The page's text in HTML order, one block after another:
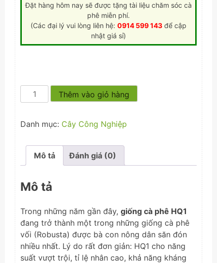
Đặt hàng hôm nay sẽ được tặng tài liệu chăm sóc cà
phê miễn phí.
(Các đại lý vui lòng liên hệ: 0914 599 143 để cập
nhật giá sỉ)
Phê
số
Thêm vào giỏ hàng
Danh mục: Cây Công Nghiệp
Mô tả Đánh giá (0)
Mô tả
Trong những năm gần đây, giống cà phê HQ1
đang trở thành một trong những giống cà phê
vối (Robusta) được bà con nông dân săn đón
nhiều nhất. Lý do rất đơn giản: HQ1 cho năng
suất vượt trội, tỉ lệ nhân cao, khả năng kháng